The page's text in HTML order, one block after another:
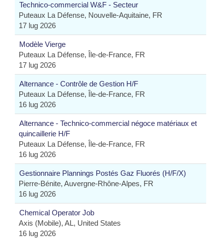
Technico-commercial W&F - Secteur
Puteaux La Défense, Nouvelle-Aquitaine, FR
17 lug 2026
Modèle Vierge
Puteaux La Défense, Île-de-France, FR
17 lug 2026
Alternance - Contrôle de Gestion H/F
Puteaux La Défense, Île-de-France, FR
16 lug 2026
Alternance - Technico-commercial négoce matériaux et
quincaillerie H/F
Puteaux La Défense, Île-de-France, FR
16 lug 2026
Gestionnaire Plannings Postés Gaz Fluorés (H/F/X)
Pierre-Bénite, Auvergne-Rhône-Alpes, FR
16 lug 2026
Chemical Operator Job
Axis (Mobile), AL, United States
16 lug 2026